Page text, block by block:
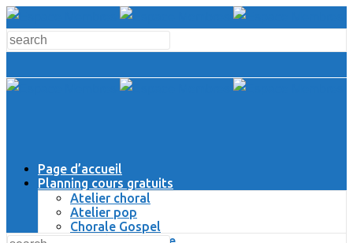
Page d’accueil
Planning cours gratuits
Atelier choral
Atelier pop
Chorale Gospel